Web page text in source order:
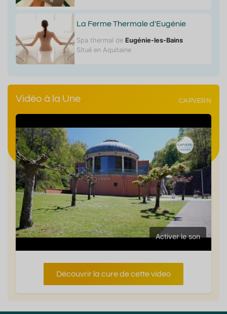
La Ferme Thermale d'Eugénie
Spa thermal de Eugénie-les-Bains
Situé en Aquitaine
Vidéo à la Une CAPVERN
Activer le son
Découvrir la cure de cette video